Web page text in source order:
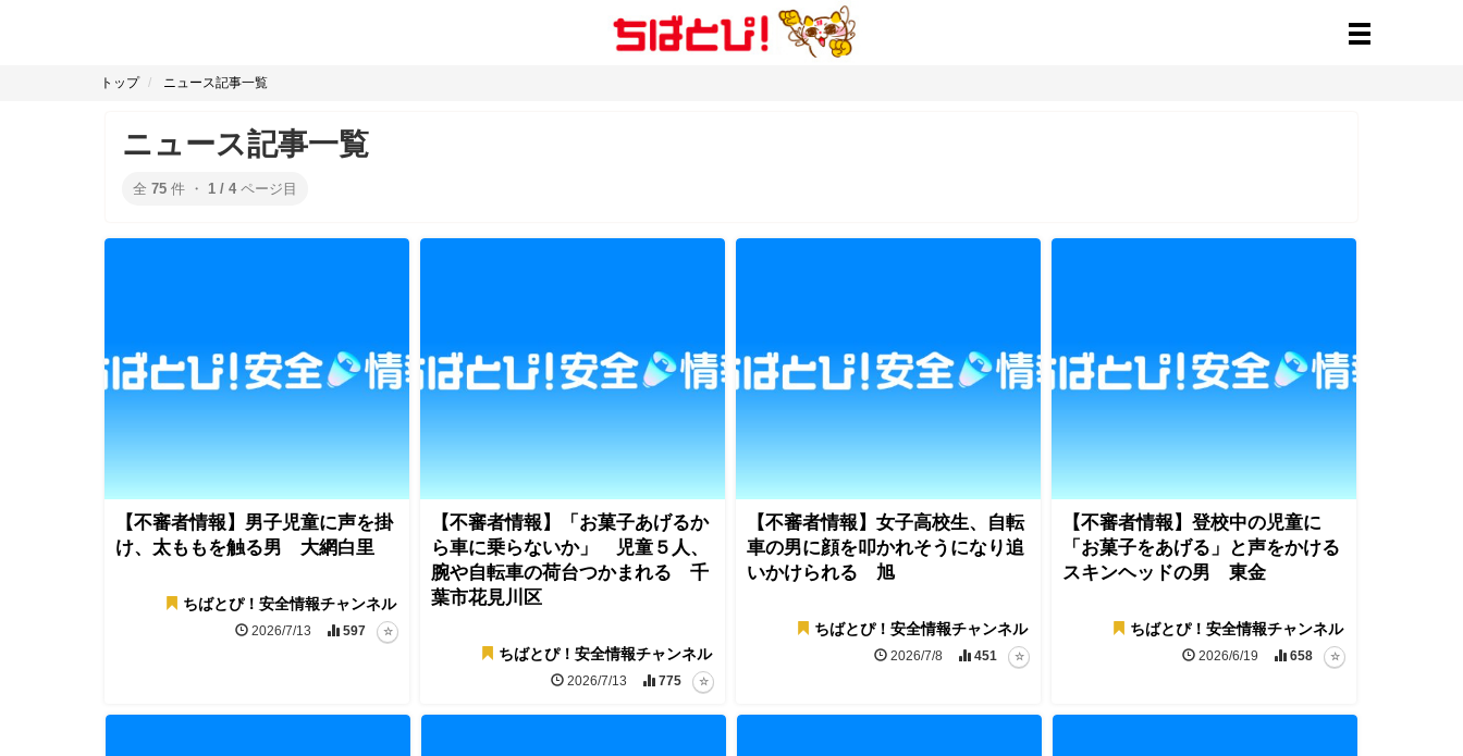
トップ ニュース記事一覧
ニュース記事一覧
全 75 件 ・ 1 / 4 ページ目
【不審者情報】男子児童に声を掛
け、太ももを触る男 大網白里
ちばとぴ！安全情報チャンネル
2026/7/13 597
【不審者情報】「お菓子あげるか
ら車に乗らないか」 児童５人、
腕や自転車の荷台つかまれる 千
葉市花見川区
ちばとぴ！安全情報チャンネル
2026/7/13 775
【不審者情報】女子高校生、自転
車の男に顔を叩かれそうになり追
いかけられる 旭
ちばとぴ！安全情報チャンネル
2026/7/8 451
【不審者情報】登校中の児童に
「お菓子をあげる」と声をかける
スキンヘッドの男 東金
ちばとぴ！安全情報チャンネル
2026/6/19 658